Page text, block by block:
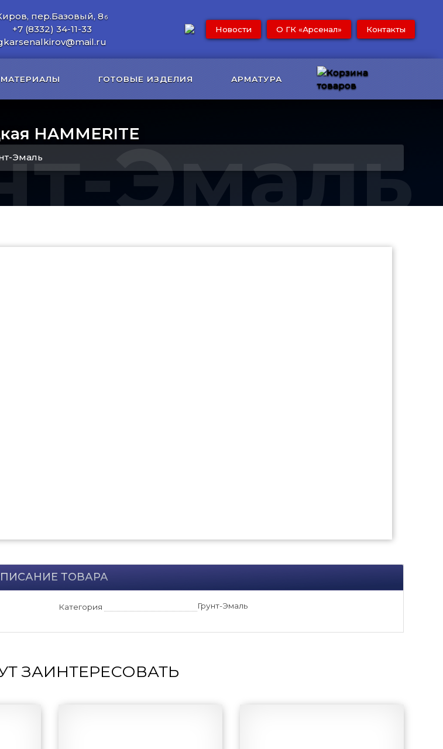
пер.Базовый, 8б
+7 (8332) 34-11-33
Новости О ГК «Арсенал» Контакты
ГОТОВЫЕ ИЗДЕЛИЯ АРМАТУРА
Эмаль
HAMMERITE
Эмаль
ТОВАРА
Категория Грунт-Эмаль
ЗАИНТЕРЕСОВАТЬ